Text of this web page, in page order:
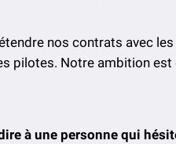
nos contrats avec
pilotes. Notre ambition est
à une personne qui